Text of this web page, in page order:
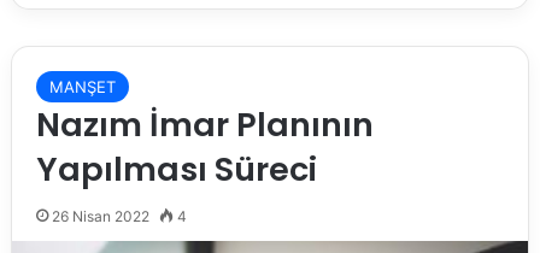
MANŞET
Nazım İmar Planının
Yapılması Süreci
26 Nisan 2022 4